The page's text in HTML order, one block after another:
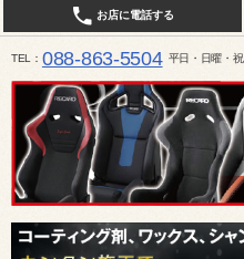
お店に電話する
TEL 088-863-5504 平日・日曜・